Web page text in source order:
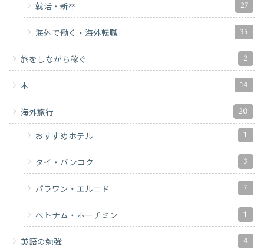
就活・新卒 27
海外で働く・海外転職 35
旅をしながら稼ぐ 2
本 14
海外旅行 20
おすすめホテル 1
タイ・バンコク 3
パラワン・エルニド 7
ベトナム・ホーチミン 1
英語の勉強 4